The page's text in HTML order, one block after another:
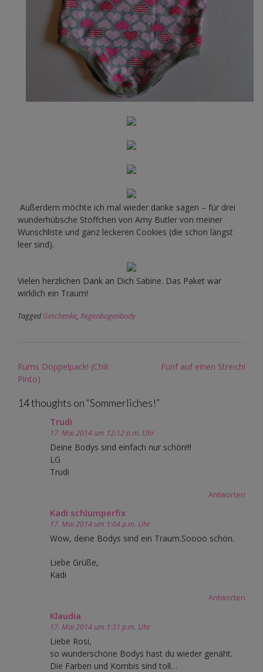
Außerdem möchte ich mal wieder danke sagen – für drei
wunderhübsche Stöffchen von Amy Butler von meiner
Wunschliste und ganz leckeren Cookies (die schon längst
leer sind).
Vielen herzlichen Dank an Dich Sabine. Das Paket war
wirklich ein Traum!
TaggedGeschenke, Regenbogenbody
Post
navigation
Rums Doppelpack! (Chili
Pinto)
Fünf auf einen Streich!
14 thoughts on “Sommerliches!”
Trudi
17. Mai 2014 um 12:12 p.m. Uhr
Deine Bodys sind einfach nur schön!!!
LG
Trudi
Antworten
Kadi schlumperfix
17. Mai 2014 um 1:04 p.m. Uhr
Wow, deine Bodys sind ein Traum.Soooo schön.
Liebe Grüße,
Kadi
Antworten
Klaudia
17. Mai 2014 um 1:31 p.m. Uhr
Liebe Rosi,
so wunderschöne Bodys hast du wieder genäht.
Die Farben und Kombis sind toll…